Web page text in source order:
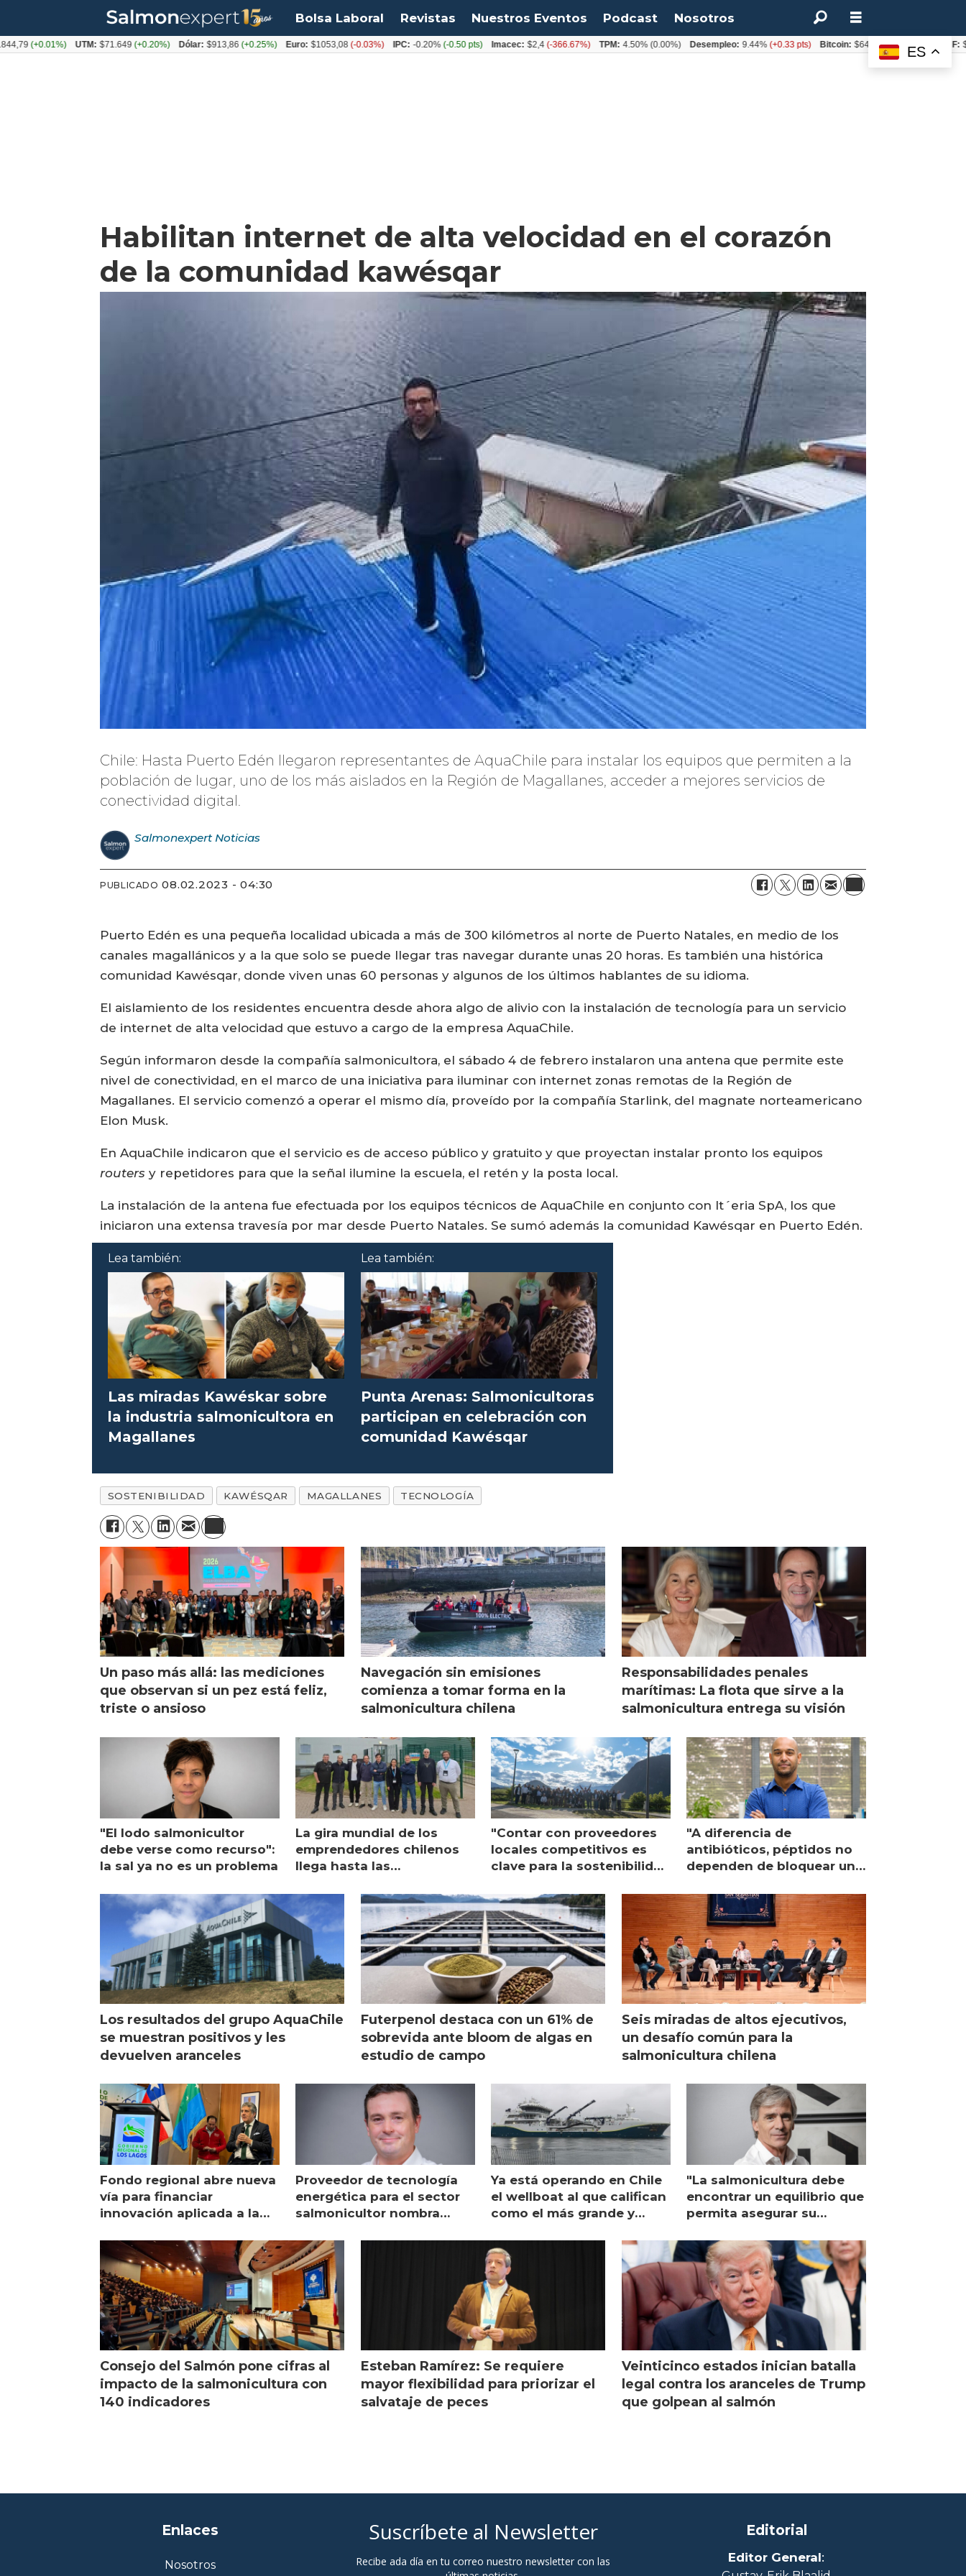
Bolsa Laboral Revistas Nuestros Eventos Podcast Nosotros
Habilitan internet de alta velocidad en el corazón
de la comunidad kawésqar
Chile: Hasta Puerto Edén llegaron representantes de AquaChile para instalar los equipos que permiten a la
población de lugar, uno de los más aislados en la Región de Magallanes, acceder a mejores servicios de
conectividad digital.
Salmonexpert Noticias
PUBLICADO 08.02.2023 - 04:30
Puerto Edén es una pequeña localidad ubicada a más de 300 kilómetros al norte de Puerto Natales, en medio de los
canales magallánicos y a la que solo se puede llegar tras navegar durante unas 20 horas. Es también una histórica
comunidad Kawésqar, donde viven unas 60 personas y algunos de los últimos hablantes de su idioma.
El aislamiento de los residentes encuentra desde ahora algo de alivio con la instalación de tecnología para un servicio
de internet de alta velocidad que estuvo a cargo de la empresa AquaChile.
Según informaron desde la compañía salmonicultora, el sábado 4 de febrero instalaron una antena que permite este
nivel de conectividad, en el marco de una iniciativa para iluminar con internet zonas remotas de la Región de
Magallanes. El servicio comenzó a operar el mismo día, proveído por la compañía Starlink, del magnate norteamericano
Elon Musk.
En AquaChile indicaron que el servicio es de acceso público y gratuito y que proyectan instalar pronto los equipos
routers y repetidores para que la señal ilumine la escuela, el retén y la posta local.
La instalación de la antena fue efectuada por los equipos técnicos de AquaChile en conjunto con It´eria SpA, los que
iniciaron una extensa travesía por mar desde Puerto Natales. Se sumó además la comunidad Kawésqar en Puerto Edén.
Lea también:
Las miradas Kawéskar sobre
la industria salmonicultora en
Magallanes
Lea también:
Punta Arenas: Salmonicultoras
participan en celebración con
comunidad Kawésqar
SOSTENIBILIDAD KAWÉSQAR MAGALLANES TECNOLOGÍA
Un paso más allá: las mediciones
que observan si un pez está feliz,
triste o ansioso
Navegación sin emisiones
comienza a tomar forma en la
salmonicultura chilena
Responsabilidades penales
marítimas: La flota que sirve a la
salmonicultura entrega su visión
"El lodo salmonicultor
debe verse como recurso":
la sal ya no es un problema
La gira mundial de los
emprendedores chilenos
llega hasta las
Escocia
"Contar con proveedores
locales competitivos es
clave para la sostenibilidad
"A diferencia de
antibióticos, péptidos no
dependen de bloquear una
Los resultados del grupo AquaChile
se muestran positivos y les
devuelven aranceles
Futerpenol destaca con un 61% de
sobrevida ante bloom de algas en
estudio de campo
Seis miradas de altos ejecutivos,
un desafío común para la
salmonicultura chilena
Fondo regional abre nueva
vía para financiar
innovación aplicada a la
Proveedor de tecnología
energética para el sector
salmonicultor nombra
Ya está operando en Chile
el wellboat al que califican
como el más grande y
"La salmonicultura debe
encontrar un equilibrio que
permita asegurar su
Consejo del Salmón pone cifras al
impacto de la salmonicultura con
140 indicadores
Esteban Ramírez: Se requiere
mayor flexibilidad para priorizar el
salvataje de peces
Veinticinco estados inician batalla
legal contra los aranceles de Trump
que golpean al salmón
Enlaces
Nosotros
Suscríbete al Newsletter
Recibe ada día en tu correo nuestro newsletter con las
Editorial
Editor General:
ES
(+0.01%) UTM: $71.649(+0.20%) Dólar: $913,86(+0.25%) Euro: $1053,08(-0.03%) IPC: -0.20%(-0.50 pts) Imacec: $2,4(-366.67%) TPM: 4.50% (0.00%) Desempleo: 9.44% (+0.33 pts) Bitcoin: $64.600,08 (+2.93%)